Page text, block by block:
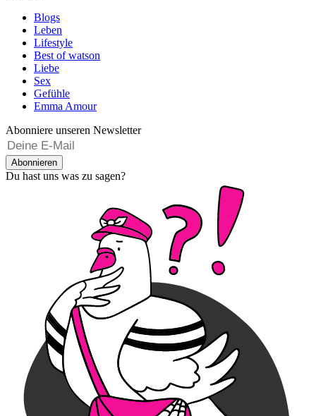
Blogs
Leben
Lifestyle
Best of watson
Liebe
Sex
Gefühle
Emma Amour
Abonniere unseren Newsletter
Abonnieren
Du hast uns was zu sagen?